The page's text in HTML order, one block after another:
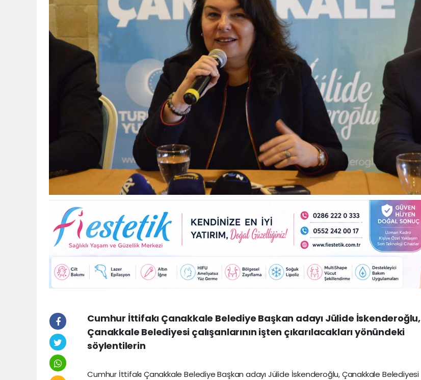
Cumhur İttifakı Çanakkale Belediye Başkan adayı Jülide İskenderoğlu,
Çanakkale Belediyesi çalışanlarının işten çıkarılacakları yönündeki
söylentilerin
Cumhur İttifakı Çanakkale Belediye Başkan adayı Jülide İskenderoğlu, Çanakkale Belediyesi